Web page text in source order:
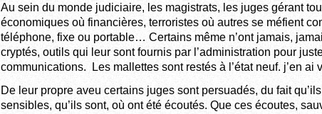
Au sein du monde judiciaire, les magistrats, les juges gérant
économiques où financières, terroristes où autres se méfient
téléphone, fixe ou portable… Certains même n’ont jamais,
cryptés, outils qui leur sont fournis par l’administration pour
communications. Les mallettes sont restés à l’état neuf. j’en ai
De leur propre aveu certains juges sont persuadés, du fait
sensibles, qu’ils sont, où ont été écoutés. Que ces écoutes,